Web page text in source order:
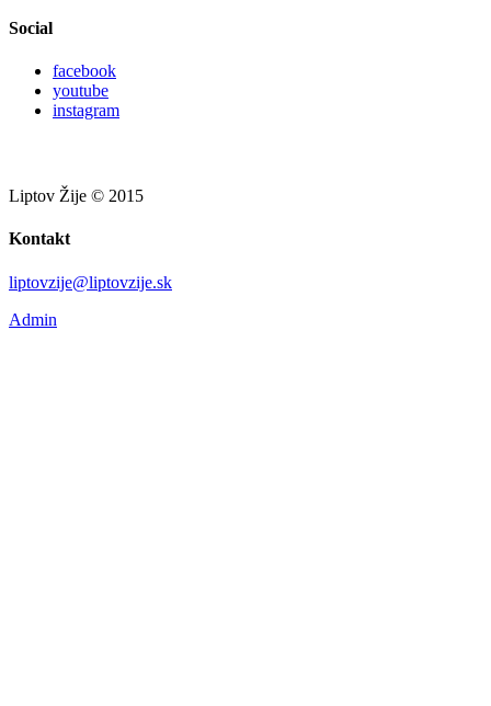
Social
facebook
youtube
instagram
Liptov Žije © 2015
Kontakt
liptovzije@liptovzije.sk
Admin